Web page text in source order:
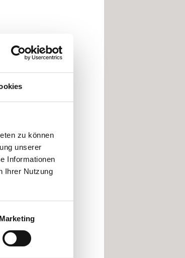
zu können
unserer
Informationen
Ihrer Nutzung
Marketing